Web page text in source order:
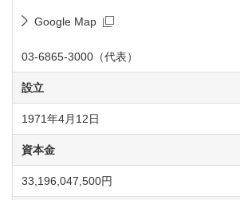
Google Map
03-6865-3000（代表）
設立
1971年4月12日
資本金
33,196,047,500円